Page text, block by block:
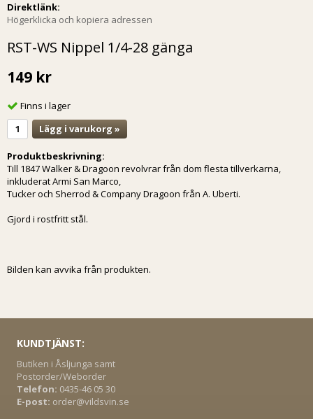
Direktlänk:
Högerklicka och kopiera adressen
RST-WS Nippel 1/4-28 gänga
149 kr
Finns i lager
Lägg i varukorg »
Produktbeskrivning:
Till 1847 Walker & Dragoon revolvrar från dom flesta tillverkarna,
inkluderat Armi San Marco,
Tucker och Sherrod & Company Dragoon från A. Uberti.
Gjord i rostfritt stål.
Bilden kan avvika från produkten.
KUNDTJÄNST:
Butiken i Åsljunga samt
Postorder/Weborder
Telefon: 0435-46 05 30
E-post: order@vildsvin.se